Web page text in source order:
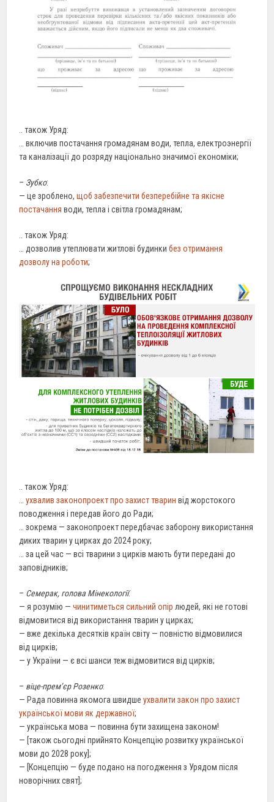
.. також Уряд:
… включив постачання громадянам води, тепла, електроэнергії
та каналізації до розряду національно значимої економіки;
– Зубко:
— це зроблено,щоб забезпечити безперебійне та якісне
постачання води, тепла і світла громадянам;
.. також Уряд:
… дозволив утеплювати житлові будинкибез отримання
дозволу на роботи;
.. також Уряд:
…ухвалив законопроект про захист тварин від жорстокого
поводження і передав його до Ради;
… зокрема — законопроект передбачає заборону використання
диких тварин у цирках до 2024 року;
… за цей час — всі тварини з цирків мають бути передані до
заповідників;
– Семерак, голова Мінекології:
— я розумію —чинитиметься сильний опір людей, які не готові
відмовитися від використання тварин у цирках;
— вже декілька десятків країн світу — повністю відмовилися
від цирків;
— у України — є всі шанси теж відмовитися від цирків;
– віце-прем’єр Розенко:
— Рада повинна якомога швидшеухвалити закон про захист
української мови як державної;
— українська мова — повинна бути захищена законом!
— [також сьогодні прийнято Концепцію розвитку української
мови до 2028 року];
— [Концепцію — буде подано на погодження з Урядом після
новорічних свят];